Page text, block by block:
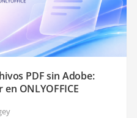
PDF sin Adobe:
ONLYOFFICE